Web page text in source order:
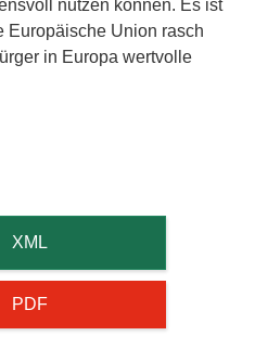
nutzen können. Es ist
Europäische Union rasch
in Europa wertvolle
XML
PDF